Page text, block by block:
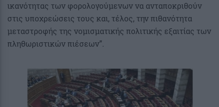
ικανότητας των φορολογούμενων να ανταποκριθούν
στις υποχρεώσεις τους και, τέλος, την πιθανότητα
μεταστροφής της νομισματικής πολιτικής εξαιτίας των
πληθωριστικών πιέσεων”.